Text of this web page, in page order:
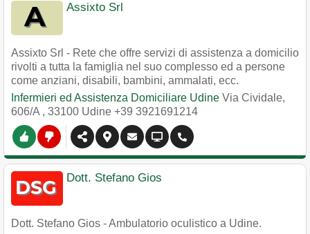
Assixto Srl
Assixto Srl - Rete che offre servizi di assistenza a domicilio
rivolti a tutta la famiglia nel suo complesso ed a persone
come anziani, disabili, bambini, ammalati, ecc.
Infermieri ed Assistenza Domiciliare Udine Via Cividale,
606/A , 33100 Udine +39 3921691214
Dott. Stefano Gios
Dott. Stefano Gios - Ambulatorio oculistico a Udine.